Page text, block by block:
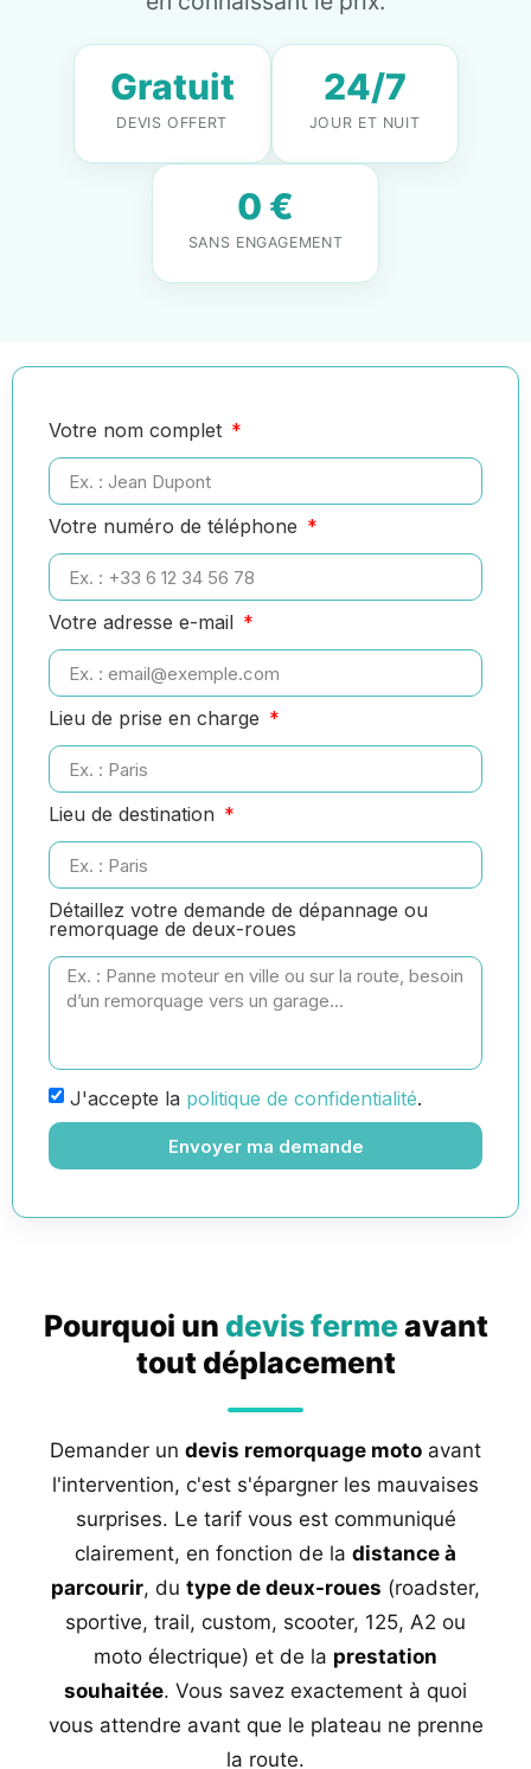
Gratuit
DEVIS OFFERT
24/7
JOUR ET NUIT
0 €
SANS ENGAGEMENT
Votre nom complet
Votre numéro de téléphone
Votre adresse e-mail
Lieu de prise en charge
Lieu de destination
Détaillez votre demande de dépannage ou
remorquage de deux-roues
J'accepte la politique de confidentialité.
Envoyer ma demande
Pourquoi un devis fermeavant
tout déplacement
Demander un devis remorquage moto avant
l'intervention, c'est s'épargner les mauvaises
surprises. Le tarif vous est communiqué
clairement, en fonction de la distance à
parcourir, du type de deux-roues (roadster,
sportive, trail, custom, scooter, 125, A2 ou
moto électrique) et de la prestation
souhaitée. Vous savez exactement à quoi
vous attendre avant que le plateau ne prenne
la route.